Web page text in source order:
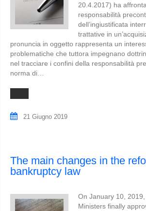
20.4.2017) ha
responsabilità
dell’ingiustificata
trattative in
pronuncia in oggetto rappresenta un
problematiche che tuttora impegnano
nel tracciare i confini della responsabilità
norma di…
21 Giugno 2019
The main changes in the
bankruptcy law
On January 10,
Ministers finally